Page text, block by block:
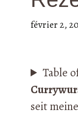
février 2,
Table
seit